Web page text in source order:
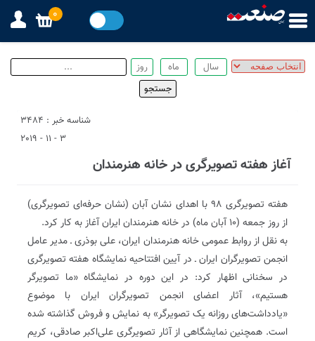
شناسه خبر : 3484
3 - 11 - 2019
آغاز هفته‌ تصویرگری در خانه هنرمندان
هفته تصویرگری ۹۸ با اهدای نشان آبان (نشان حرفه‌ای تصویرگری)
از روز جمعه (۱۰ آبان ماه) در خانه هنرمندان ایران آغاز به کار کرد.
به نقل از روابط عمومی خانه هنرمندان ایران، علی بوذری ـ مدیر عامل
انجمن تصویرگران ایران ـ در آیین افتتاحیه نمایشگاه هفته تصویرگری
در سخنانی اظهار کرد: در این دوره در نمایشگاه «ما تصویرگر
هستیم»، آثار اعضای انجمن تصویرگران ایران با موضوع
«یادداشت‌های روزانه یک تصویرگر» به نمایش و فروش گذاشته شده
است. همچنین نمایشگاهی از آثار تصویرگری علی‌اکبر صادقی، کریم
0